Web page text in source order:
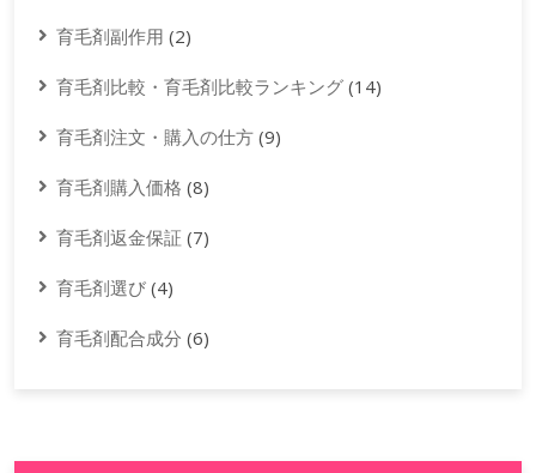
育毛剤副作用 (2)
育毛剤比較・育毛剤比較ランキング (14)
育毛剤注文・購入の仕方 (9)
育毛剤購入価格 (8)
育毛剤返金保証 (7)
育毛剤選び (4)
育毛剤配合成分 (6)